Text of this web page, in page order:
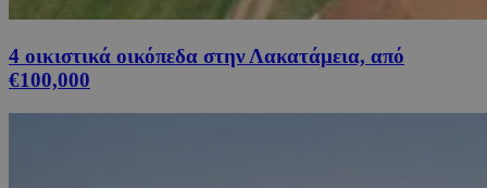
4 οικιστικά οικόπεδα στην Λακατάμεια, από
€100,000